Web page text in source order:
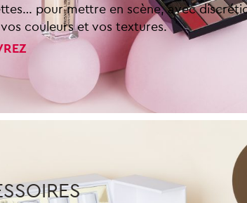
pour mettre en scène, avec
couleurs et vos textures.